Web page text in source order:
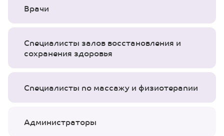
Врачи
Специалисты залов восстановления и
сохранения здоровья
Специалисты по массажу и физиотерапии
Администраторы